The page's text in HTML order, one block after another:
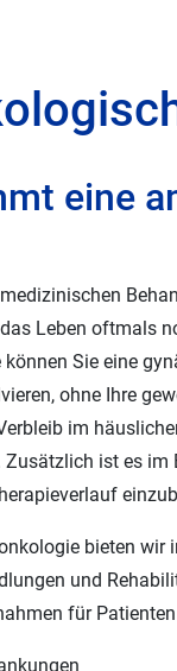
eine
Leben oftmals
Sie eine
ohne Ihre
im
Zusätzlich ist es
bieten
und
für